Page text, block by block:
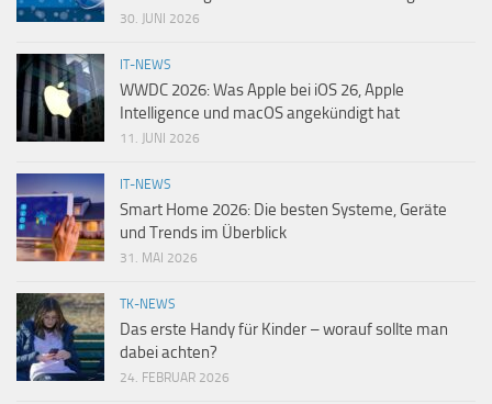
30. JUNI 2026
IT-NEWS
WWDC 2026: Was Apple bei iOS 26, Apple
Intelligence und macOS angekündigt hat
11. JUNI 2026
IT-NEWS
Smart Home 2026: Die besten Systeme, Geräte
und Trends im Überblick
31. MAI 2026
TK-NEWS
Das erste Handy für Kinder – worauf sollte man
dabei achten?
24. FEBRUAR 2026